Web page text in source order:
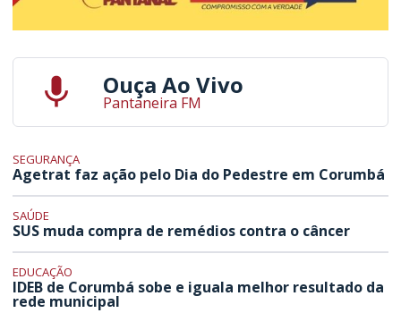
Ouça Ao Vivo
Pantaneira FM
SEGURANÇA
Agetrat faz ação pelo Dia do Pedestre em Corumbá
SAÚDE
SUS muda compra de remédios contra o câncer
EDUCAÇÃO
IDEB de Corumbá sobe e iguala melhor resultado da
rede municipal